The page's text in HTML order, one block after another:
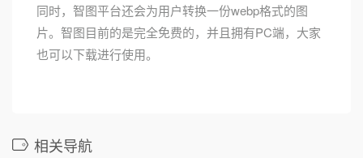
同时，智图平台还会为用户转换一份webp格式的图
片。智图目前的是完全免费的，并且拥有PC端，大家
也可以下载进行使用。
相关导航